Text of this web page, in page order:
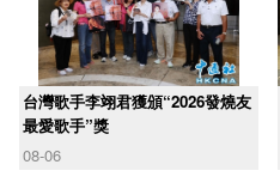
台灣歌手李翊君獲頒“2026發燒友
最愛歌手”獎
08-06